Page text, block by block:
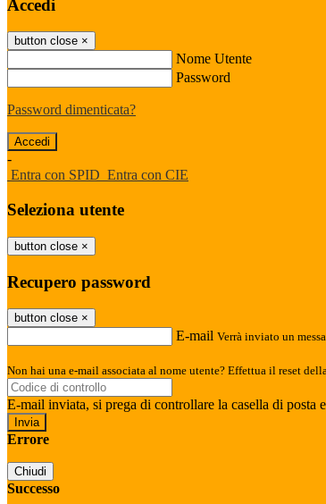
Accedi
button close ×
Nome Utente
Password
Password dimenticata?
-
Entra con SPID Entra con CIE
Seleziona utente
button close ×
Recupero password
button close ×
E-mail Verrà inviato un
Non hai una e-mail associata al nome utente? Effettua il reset
E-mail inviata, si prega di controllare la casella di posta
Errore
Chiudi
Successo